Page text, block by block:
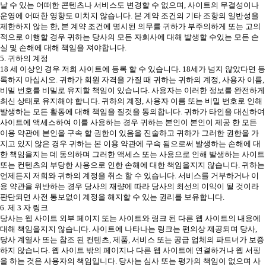
날 수 있는 어떠한 콘텐츠나 서비스도 변경할 수 없으며, 사이트의 무결성이나
운영에 어떠한 영향도 미치지 않습니다. 본 계약 조건의 기타 조항의 일반성을
제한하지 않는 한, 본 계약 조건에 명시된 의무를 귀하가 부주의하게 또는 고의
적으로 이행할 경우 귀하는 당사의 모든 자회사에 대해 발생할 수있는 모든 손
실 및 손해에 대해 책임을 져야합니다.
5. 귀하의 계정
18 세 이상인 경우 저희 사이트에 등록 할 수 있습니다. 18세가 넘지 않았다면 등
록하지 마십시오. 귀하가 회원 자격을 가질 때 귀하는 귀하의 계정, 사용자 이름,
비밀 번호를 비밀로 유지할 책임이 있습니다. 사용자는 이러한 정보를 완전하게
최신 상태로 유지해야 합니다. 귀하의 계정, 사용자 이름 또는 비밀 번호로 인해
발생하는 모든 활동에 대해 책임을 질것을 동의합니다. 귀하가 타인을 대신하여
사이트에 액세스하여 이를 사용하는 경우 귀하는 본인이 본인이 제공 한 모든
이용 약관에 본인을 구속 할 권한이 있음을 진술하고 귀하가 그러한 권한을 가
지고 있지 않은 경우 귀하는 본 이용 약관에 구속 됨으로써 발생하는 손해에 대
한 책임을지는 데 동의하며 그러한 액세스 또는 사용으로 인해 발생하는 사이트
또는 컨텐츠의 부당한 사용으로 인한 손해에 대한 책임을지지 않습니다. 귀하는
언제든지 저희와 귀하의 계정을 취소 할 수 있습니다. 서비스를 거부하거나 이
용 약관을 위반하는 경우 당사의 재량에 따라 당사의 최선의 이익이 될 것이라
판단되면 사전 통보없이 계정을 해지할 수 있는 권리를 보유합니다.
6. 제 3 자 링크
당사는 웹 사이트 외부 페이지 또는 사이트와 링크 된 다른 웹 사이트의 내용에
대해 책임을지지 않습니다. 사이트에 나타나는 링크는 편의상 제공되며 당사,
당사 계열사 또는 참조 된 컨텐츠, 제품, 서비스 또는 공급 업체의 파트너가 보증
하지 않습니다. 웹 사이트 밖의 페이지나 다른 웹 사이트에 연결하거나 웹 서핑
을 하는 것은 사용자의 책임입니다. 당사는 심사 또는 평가의 책임이 없으며 사